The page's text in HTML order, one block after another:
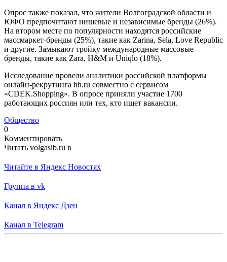
Опрос также показал, что жители Волгоградской области и
ЮФО предпочитают нишевые и независимые бренды (26%).
На втором месте по популярности находятся российские
массмаркет-бренды (25%), такие как Zarina, Sela, Love Republic
и другие. Замыкают тройку международные массовые
бренды, такие как Zara, H&M и Uniqlo (18%).
Исследование провели аналитики российской платформы
онлайн-рекрутинга hh.ru совместно с сервисом
«CDEK.Shopping». В опросе приняли участие 1700
работающих россиян или тех, кто ищет вакансии.
Общество
0
Комментировать
Читать volgasib.ru в
Читайте в Яндекс Новостях
Группа в vk
Канал в Яндекс Дзен
Канал в Telegram